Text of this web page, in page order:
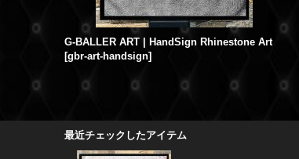
G-BALLER ART | HandSign Rhinestone Art
[gbr-art-handsign]
最近チェックしたアイテム